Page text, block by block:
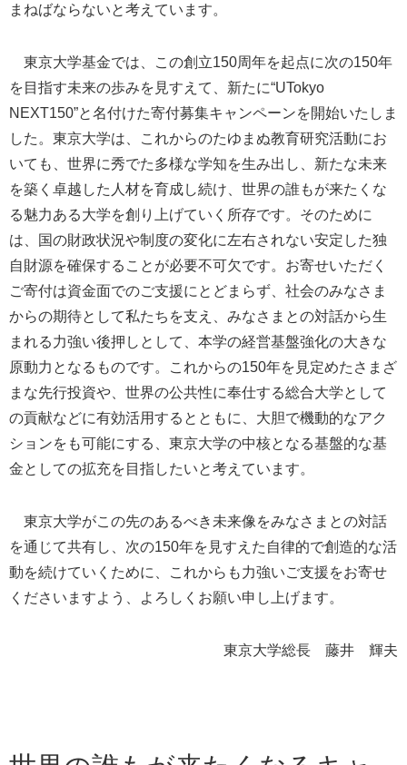
まねばならないと考えています。
東京大学基金では、この創立150周年を起点に次の150年
を目指す未来の歩みを見すえて、新たに“UTokyo
NEXT150”と名付けた寄付募集キャンペーンを開始いたしま
した。東京大学は、これからのたゆまぬ教育研究活動にお
いても、世界に秀でた多様な学知を生み出し、新たな未来
を築く卓越した人材を育成し続け、世界の誰もが来たくな
る魅力ある大学を創り上げていく所存です。そのために
は、国の財政状況や制度の変化に左右されない安定した独
自財源を確保することが必要不可欠です。お寄せいただく
ご寄付は資金面でのご支援にとどまらず、社会のみなさま
からの期待として私たちを支え、みなさまとの対話から生
まれる力強い後押しとして、本学の経営基盤強化の大きな
原動力となるものです。これからの150年を見定めたさまざ
まな先行投資や、世界の公共性に奉仕する総合大学として
の貢献などに有効活用するとともに、大胆で機動的なアク
ションをも可能にする、東京大学の中核となる基盤的な基
金としての拡充を目指したいと考えています。
東京大学がこの先のあるべき未来像をみなさまとの対話
を通じて共有し、次の150年を見すえた自律的で創造的な活
動を続けていくために、これからも力強いご支援をお寄せ
くださいますよう、よろしくお願い申し上げます。
東京大学総長 藤井 輝夫